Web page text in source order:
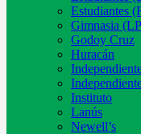
Estudiantes
Gimnasia
Godoy Cruz
Huracán
Instituto
Lanús
Newell’s